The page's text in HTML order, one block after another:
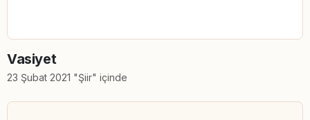
Vasiyet
23 Şubat 2021 "Şiir" içinde